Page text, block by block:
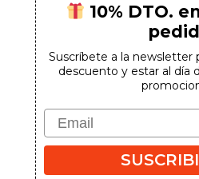
10% DTO.
Suscríbete a la newsletter
descuento y estar al día
Email